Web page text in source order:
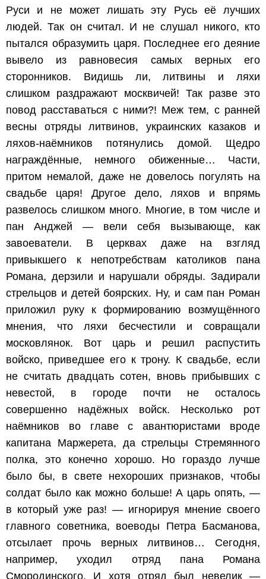
Руси и не может лишать эту Русь её лучших
людей. Так он считал. И не слушал никого, кто
пытался образумить царя. Последнее его деяние
вывело из равновесия самых верных его
сторонников. Видишь ли, литвины и ляхи
слишком раздражают москвичей! Так разве это
повод расставаться с ними?! Меж тем, с ранней
весны отряды литвинов, украинских казаков и
ляхов-наёмников потянулись домой. Щедро
награждённые, немного обиженные… Части,
притом немалой, даже не довелось погулять на
свадьбе царя! Другое дело, ляхов и впрямь
развелось слишком много. Многие, в том числе и
пан Анджей — вели себя вызывающе, как
завоеватели. В церквах даже на взгляд
привыкшего к непотребствам католиков пана
Романа, дерзили и нарушали обряды. Задирали
стрельцов и детей боярских. Ну, и сам пан Роман
приложил руку к формированию возмущённого
мнения, что ляхи бесчестили и совращали
московлянок. Вот царь и решил распустить
войско, приведшее его к трону. К свадьбе, если
не считать двадцать сотен, вновь прибывших с
невестой, в городе почти не осталось
совершенно надёжных войск. Несколько рот
наёмников во главе с авантюристами вроде
капитана Маржерета, да стрельцы Стремянного
полка, это конечно хорошо. Но гораздо лучше
было бы, в свете нехороших признаков, чтобы
солдат было как можно больше! А царь опять, —
в который уже раз! — игнорируя мнение своего
главного советника, воеводы Петра Басманова,
отсылает прочь верных литвинов… Сегодня,
например, уходил отряд пана Романа
Смородинского. И хотя отряд был невелик —